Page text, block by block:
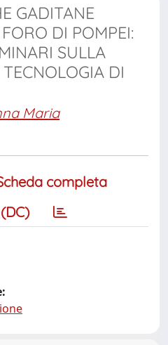
GADITANE
DI POMPEI:
SULLA
DI
Maria
completa